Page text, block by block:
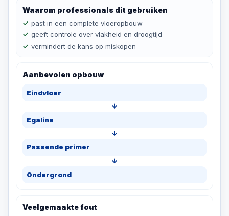
Waarom professionals dit gebruiken
past in een complete vloeropbouw
geeft controle over vlakheid en droogtijd
vermindert de kans op miskopen
Aanbevolen opbouw
Eindvloer
↓
Egaline
↓
Passende primer
↓
Ondergrond
Veelgemaakte fout